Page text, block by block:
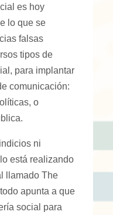
es hoy
lo que se
falsas
tipos de
para implantar
comunicación:
o
ni
está realizando
llamado The
apunta a que
social para